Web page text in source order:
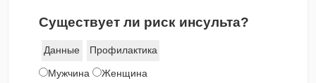
Существует ли риск инсульта?
Данные Профилактика
Мужчина Женщина